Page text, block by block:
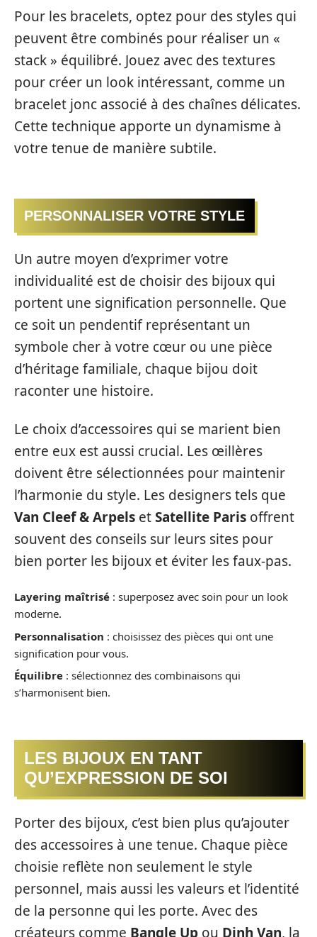
Pour les bracelets, optez pour des styles qui
peuvent être combinés pour réaliser un «
stack » équilibré. Jouez avec des textures
pour créer un look intéressant, comme un
bracelet jonc associé à des chaînes délicates.
Cette technique apporte un dynamisme à
votre tenue de manière subtile.
PERSONNALISER VOTRE STYLE
Un autre moyen d’exprimer votre
individualité est de choisir des bijoux qui
portent une signification personnelle. Que
ce soit un pendentif représentant un
symbole cher à votre cœur ou une pièce
d’héritage familiale, chaque bijou doit
raconter une histoire.
Le choix d’accessoires qui se marient bien
entre eux est aussi crucial. Les œillères
doivent être sélectionnées pour maintenir
l’harmonie du style. Les designers tels que
Van Cleef & Arpels etSatellite Paris offrent
souvent des conseils sur leurs sites pour
bien porter les bijoux et éviter les faux-pas.
Layering maîtrisé : superposez avec soin pour un look
moderne.
Personnalisation : choisissez des pièces qui ont une
signification pour vous.
Équilibre : sélectionnez des combinaisons qui
s’harmonisent bien.
LES BIJOUX EN TANT
QU’EXPRESSION DE SOI
Porter des bijoux, c’est bien plus qu’ajouter
des accessoires à une tenue. Chaque pièce
choisie reflète non seulement le style
personnel, mais aussi les valeurs et l’identité
de la personne qui les porte. Avec des
créateurs comme Bangle Up ou Dinh Van, la